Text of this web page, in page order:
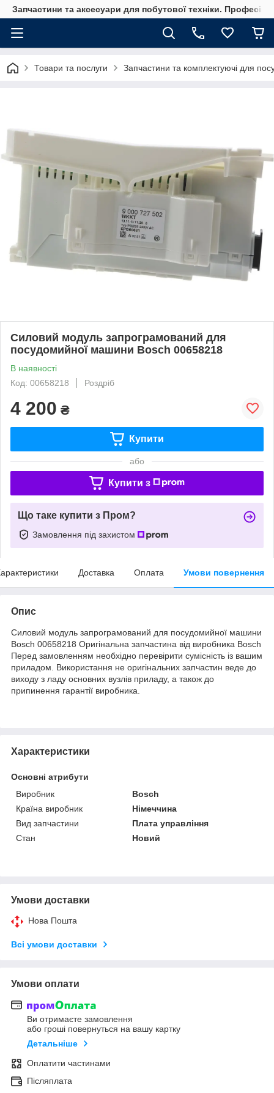
Запчастини та аксесуари для побутової техніки.
Товари та послуги Запчастини та комплектуючі для
Силовий модуль запрограмований для
посудомийної машини Bosch 00658218
В наявності
Код: 00658218
Роздріб
4 200 ₴
Купити
або
Купити з
Що таке купити з Пром?
Замовлення під захистом
Доставка Оплата Умови повернення
Опис
Силовий модуль запрограмований для посудомийної машини
Bosch 00658218 Оригінальна запчастина від виробника Bosch
Перед замовленням необхідно перевірити сумісність із вашим
приладом. Використання не оригінальних запчастин веде до
виходу з ладу основних вузлів приладу, а також до
припинення гарантії виробника.
Характеристики
Основні атрибути
Виробник
Bosch
Країна виробник
Німеччина
Вид запчастини
Плата управління
Стан
Новий
Умови доставки
Нова Пошта
Всі умови доставки
Умови оплати
Ви отримаєте замовлення
або гроші повернуться на вашу картку
Детальніше
Оплатити частинами
Післяплата